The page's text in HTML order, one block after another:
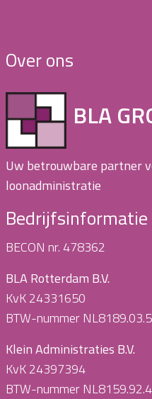
Over ons
BLA
Uw betrouwbare partner
loonadministratie
Bedrijfsinformatie
BECON nr. 478362
BLA Rotterdam B.V.
KvK 24331650
BTW-nummer
Klein Administraties B.V.
KvK 24397394
BTW-nummer